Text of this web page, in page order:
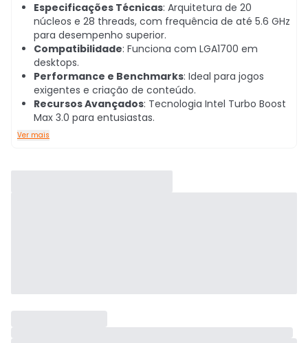
Especificações Técnicas: Arquitetura de 20
núcleos e 28 threads, com frequência de até 5.6 GHz
para desempenho superior.
Compatibilidade: Funciona com LGA1700 em
desktops.
Performance e Benchmarks: Ideal para jogos
exigentes e criação de conteúdo.
Recursos Avançados: Tecnologia Intel Turbo Boost
Max 3.0 para entusiastas.
Ver mais